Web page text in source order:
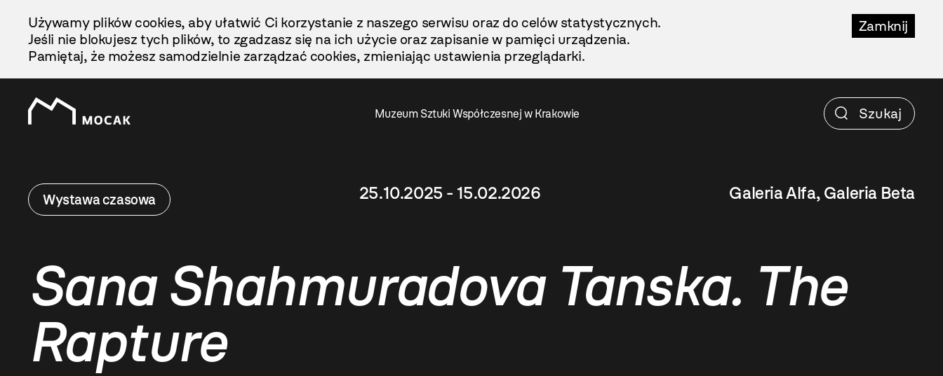
Treści
Zamknij
Używamy plików cookies, aby ułatwić Ci korzystanie z naszego serwisu oraz do celów statystycznych.
Jeśli nie blokujesz tych plików, to zgadzasz się na ich użycie oraz zapisanie w pamięci urządzenia.
Pamiętaj, że możesz samodzielnie zarządzać cookies, zmieniając ustawienia przeglądarki.
Muzeum Sztuki Współczesnej w Krakowie
Wystawa czasowa 25.10.2025 - 15.02.2026 Galeria Alfa, Galeria Beta
Sana Shahmuradova Tanska. The
Rapture